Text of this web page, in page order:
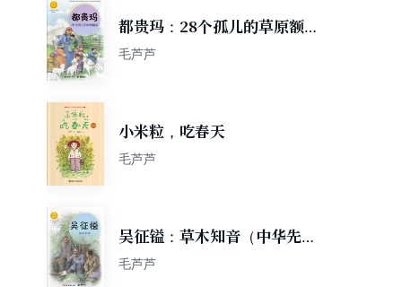
都贵玛：28个孤儿的草原额吉
（中华先锋人物故事汇）
毛芦芦
小米粒，吃春天
毛芦芦
吴征镒：草木知音（中华先锋
人物故事汇）
毛芦芦